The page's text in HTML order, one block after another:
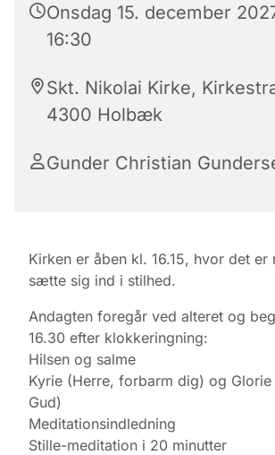
Onsdag 15. december
16:30
Skt. Nikolai Kirke,
4300 Holbæk
Gunder Christian
Kirken er åben kl. 16.15, hvor det er
sætte sig ind i stilhed.
Andagten foregår ved alteret og
16.30 efter klokkeringning:
Hilsen og salme
Kyrie (Herre, forbarm dig) og
Gud)
Meditationsindledning
Stille-meditation i 20 minutter